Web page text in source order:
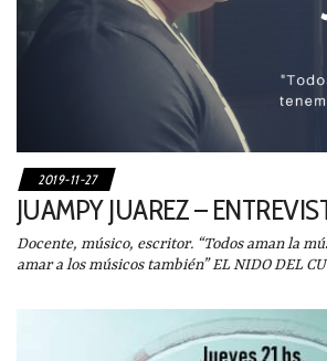
2019-11-27
JUAMPY JUAREZ –
Docente, músico, escritor. “Todos aman la
amar a los músicos también” EL NIDO DEL